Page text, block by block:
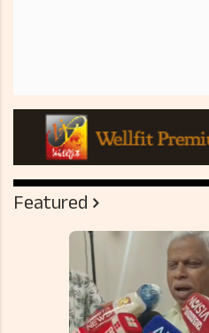
Featured